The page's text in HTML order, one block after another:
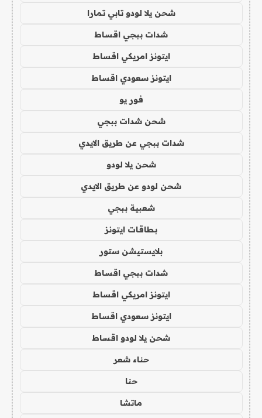
شحن يلا لودو تابي تمارا
شدات ببجي اقساط
ايتونز امريكي اقساط
ايتونز سعودي اقساط
فور يو
شحن شدات ببجي
شدات ببجي عن طريق الايدي
شحن يلا لودو
شحن لودو عن طريق الايدي
شعبية ببجي
بطاقات ايتونز
بلايستيشن ستور
شدات ببجي اقساط
ايتونز امريكي اقساط
ايتونز سعودي اقساط
شحن يلا لودو اقساط
حناء شعر
حنا
ماتشا